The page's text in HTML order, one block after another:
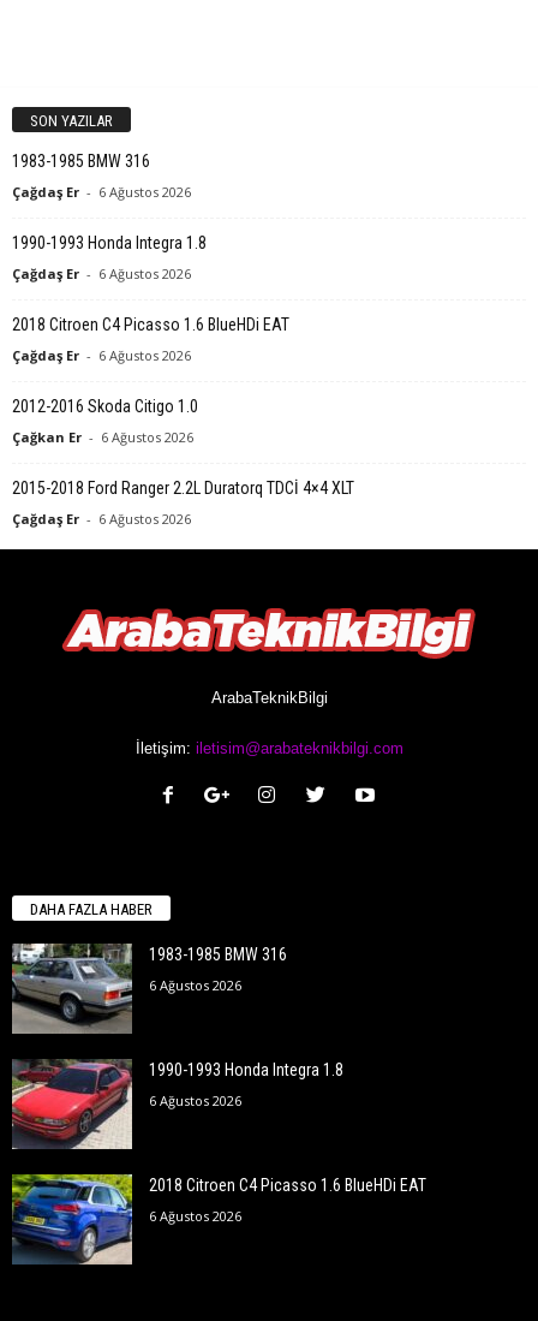
SON YAZILAR
1983-1985 BMW 316
Çağdaş Er - 6 Ağustos 2026
1990-1993 Honda Integra 1.8
Çağdaş Er - 6 Ağustos 2026
2018 Citroen C4 Picasso 1.6 BlueHDi EAT
Çağdaş Er - 6 Ağustos 2026
2012-2016 Skoda Citigo 1.0
Çağkan Er - 6 Ağustos 2026
2015-2018 Ford Ranger 2.2L Duratorq TDCİ 4×4 XLT
Çağdaş Er - 6 Ağustos 2026
ArabaTeknikBilgi
İletişim: iletisim@arabateknikbilgi.com
DAHA FAZLA HABER
1983-1985 BMW 316
6 Ağustos 2026
1990-1993 Honda Integra 1.8
6 Ağustos 2026
2018 Citroen C4 Picasso 1.6 BlueHDi EAT
6 Ağustos 2026